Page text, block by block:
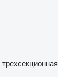
трехсекционная